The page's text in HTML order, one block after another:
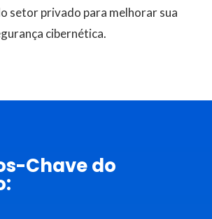
setor privado para melhorar sua
cibernética.
Chave do